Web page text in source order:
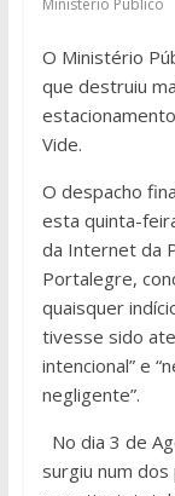
Ministério Público
O Ministério
que destruiu
Vide.
O despacho
esta quinta-
da Internet da
Portalegre,
quaisquer
tivesse sido
intencional” e
negligente”.
No dia 3 de
surgiu num